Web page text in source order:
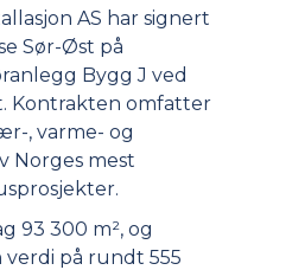
AS har signert
Sør-Øst på
Bygg J ved
Kontrakten omfatter
, varme- og
Norges mest
93 300 m², og
på rundt 555